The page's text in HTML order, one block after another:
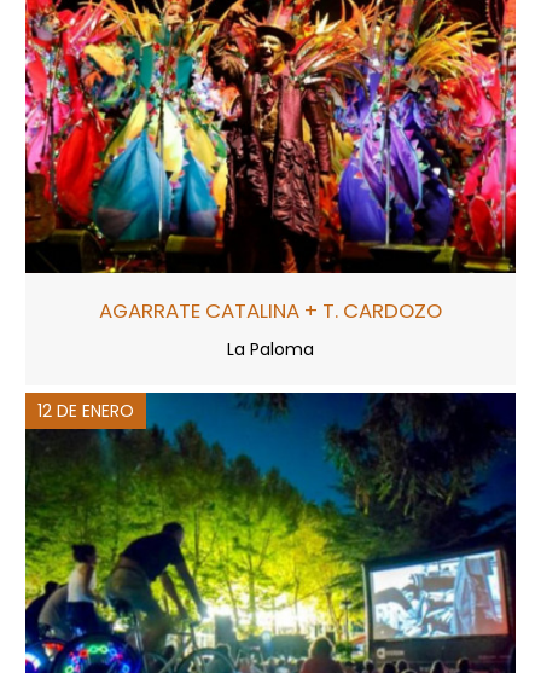
AGARRATE CATALINA + T. CARDOZO
La Paloma
12 DE ENERO